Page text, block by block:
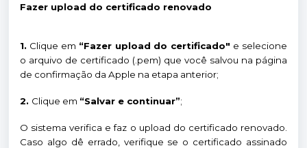
Fazer upload do certificado renovado
1. Clique em “Fazer upload do certificado" e selecione
o arquivo de certificado (.pem) que você salvou na página
de confirmação da Apple na etapa anterior;
2. Clique em “Salvar e continuar”;
O sistema verifica e faz o upload do certificado renovado.
Caso algo dê errado, verifique se o certificado assinado